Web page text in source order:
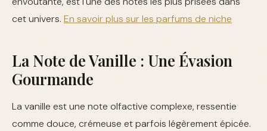
cet univers. En savoir plus sur les parfums de niche
La Note de Vanille : Une Évasion
Gourmande
La vanille est une note olfactive complexe, ressentie
comme douce, crémeuse et parfois légèrement épicée.